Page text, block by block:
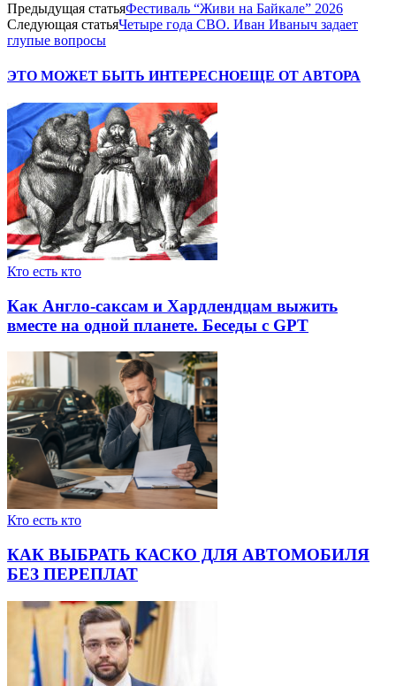
Предыдущая статьяФестиваль “Живи на Байкале” 2026
Следующая статьяЧетыре года СВО. Иван Иваныч задает
глупые вопросы
ЭТО МОЖЕТ БЫТЬ ИНТЕРЕСНОЕЩЕ ОТ АВТОРА
Кто есть кто
Как Англо-саксам и Хардлендцам выжить
вместе на одной планете. Беседы с GPT
Кто есть кто
КАК ВЫБРАТЬ КАСКО ДЛЯ АВТОМОБИЛЯ
БЕЗ ПЕРЕПЛАТ